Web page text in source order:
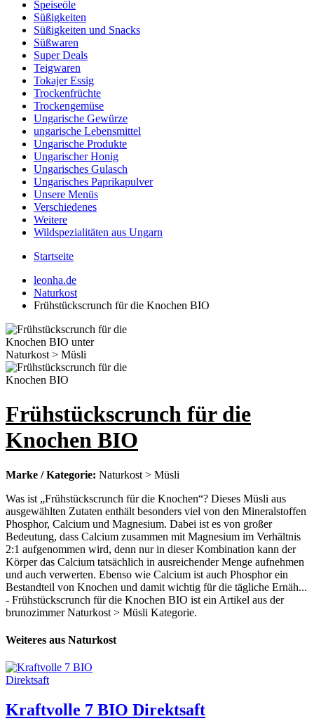
Speiseöle
Süßigkeiten
Süßigkeiten und Snacks
Süßwaren
Super Deals
Teigwaren
Tokajer Essig
Trockenfrüchte
Trockengemüse
Ungarische Gewürze
ungarische Lebensmittel
Ungarische Produkte
Ungarischer Honig
Ungarisches Gulasch
Ungarisches Paprikapulver
Unsere Menüs
Verschiedenes
Weitere
Wildspezialitäten aus Ungarn
Startseite
leonha.de
Naturkost
Frühstückscrunch für die Knochen BIO
Frühstückscrunch für die
Knochen BIO
Marke / Kategorie: Naturkost > Müsli
Was ist „Frühstückscrunch für die Knochen“? Dieses Müsli aus
ausgewählten Zutaten enthält besonders viel von den Mineralstoffen
Phosphor, Calcium und Magnesium. Dabei ist es von großer
Bedeutung, dass Calcium zusammen mit Magnesium im Verhältnis
2:1 aufgenommen wird, denn nur in dieser Kombination kann der
Körper das Calcium tatsächlich in ausreichender Menge aufnehmen
und auch verwerten. Ebenso wie Calcium ist auch Phosphor ein
Bestandteil von Knochen und damit wichtig für die tägliche Ernäh...
- Frühstückscrunch für die Knochen BIO ist ein Artikel aus der
brunozimmer Naturkost > Müsli Kategorie.
Weiteres aus Naturkost
Kraftvolle 7 BIO Direktsaft